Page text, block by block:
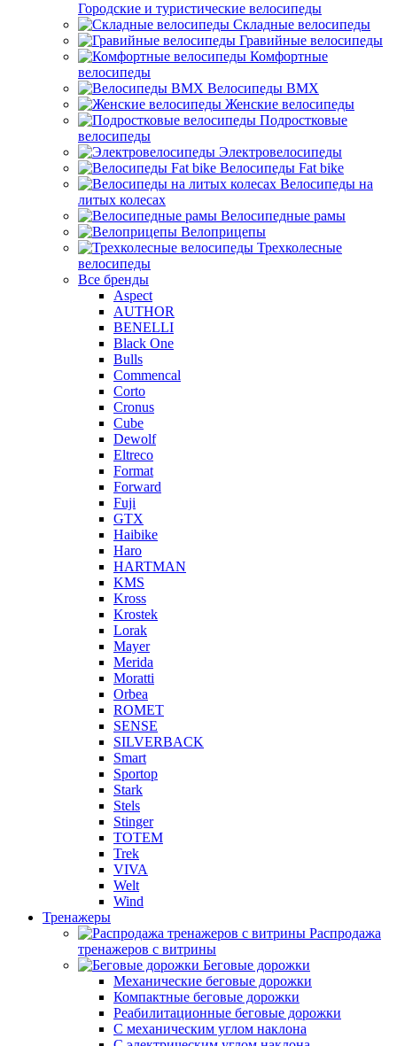
Городские и туристические велосипеды
Складные велосипеды
Гравийные велосипеды
Комфортные
велосипеды
Велосипеды BMX
Женские велосипеды
Подростковые
велосипеды
Электровелосипеды
Велосипеды Fat bike
Велосипеды на
литых колесах
Велосипедные рамы
Велоприцепы
Трехколесные
велосипеды
Все бренды
Aspect
AUTHOR
BENELLI
Black One
Bulls
Commencal
Corto
Cronus
Cube
Dewolf
Eltreco
Format
Forward
Fuji
GTX
Haibike
Haro
HARTMAN
KMS
Kross
Krostek
Lorak
Mayer
Merida
Moratti
Orbea
ROMET
SENSE
SILVERBACK
Smart
Sportop
Stark
Stels
Stinger
TOTEM
Trek
VIVA
Welt
Wind
Тренажеры
Распродажа
тренажеров с витрины
Беговые дорожки
Механические беговые дорожки
Компактные беговые дорожки
Реабилитационные беговые дорожки
С механическим углом наклона